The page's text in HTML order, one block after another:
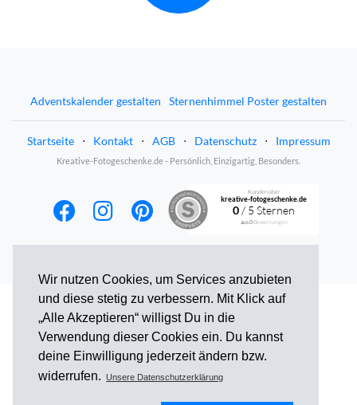
Wir nutzen Cookies, um Services anzubieten
und diese stetig zu verbessern. Mit Klick auf
„Alle Akzeptieren“ willigst Du in die
Verwendung dieser Cookies ein. Du kannst
deine Einwilligung jederzeit ändern bzw.
widerrufen.
Unsere Datenschutzerklärung
Adventskalender gestalten Sternenhimmel Poster gestalten
Startseite ⋅ Kontakt ⋅ AGB ⋅ Datenschutz ⋅ Impressum
Kreative-Fotogeschenke.de - Persönlich, Einzigartig, Besonders.
Kunden über
kreative-fotogeschenke.de
0 / 5 Sternen
aus0Bewertungen